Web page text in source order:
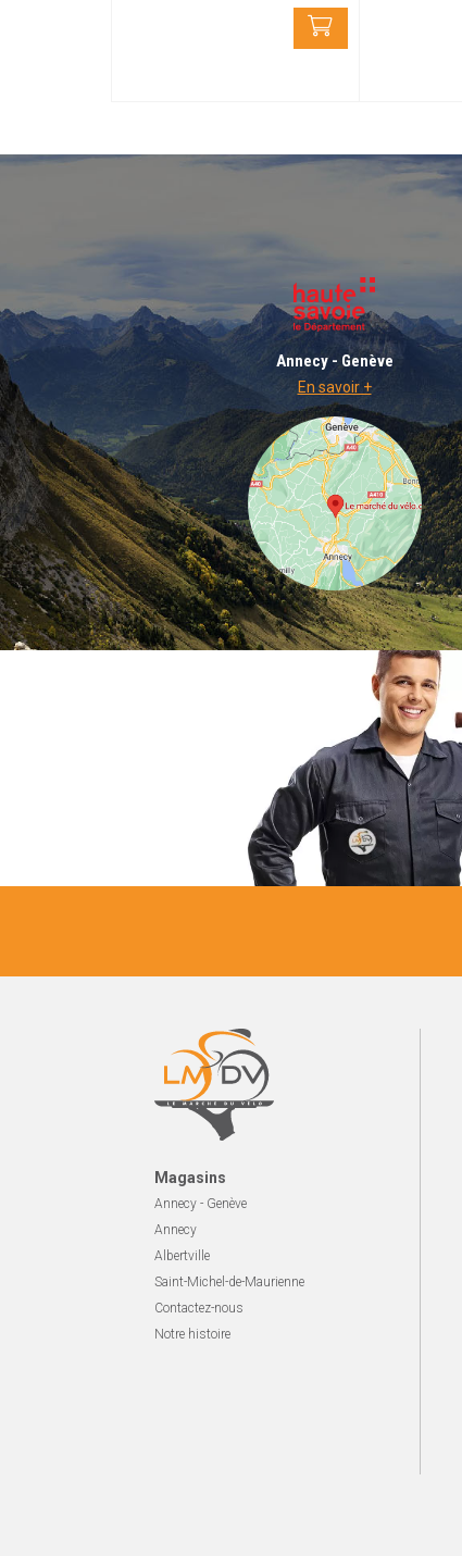
Annecy - Genève
En savoir +
Magasins
Annecy - Genève
Annecy
Albertville
Saint-Michel-de-Maurienne
Contactez-nous
Notre histoire